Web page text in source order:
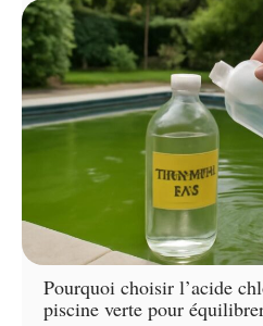
Pourquoi choisir l’acide
piscine verte pour